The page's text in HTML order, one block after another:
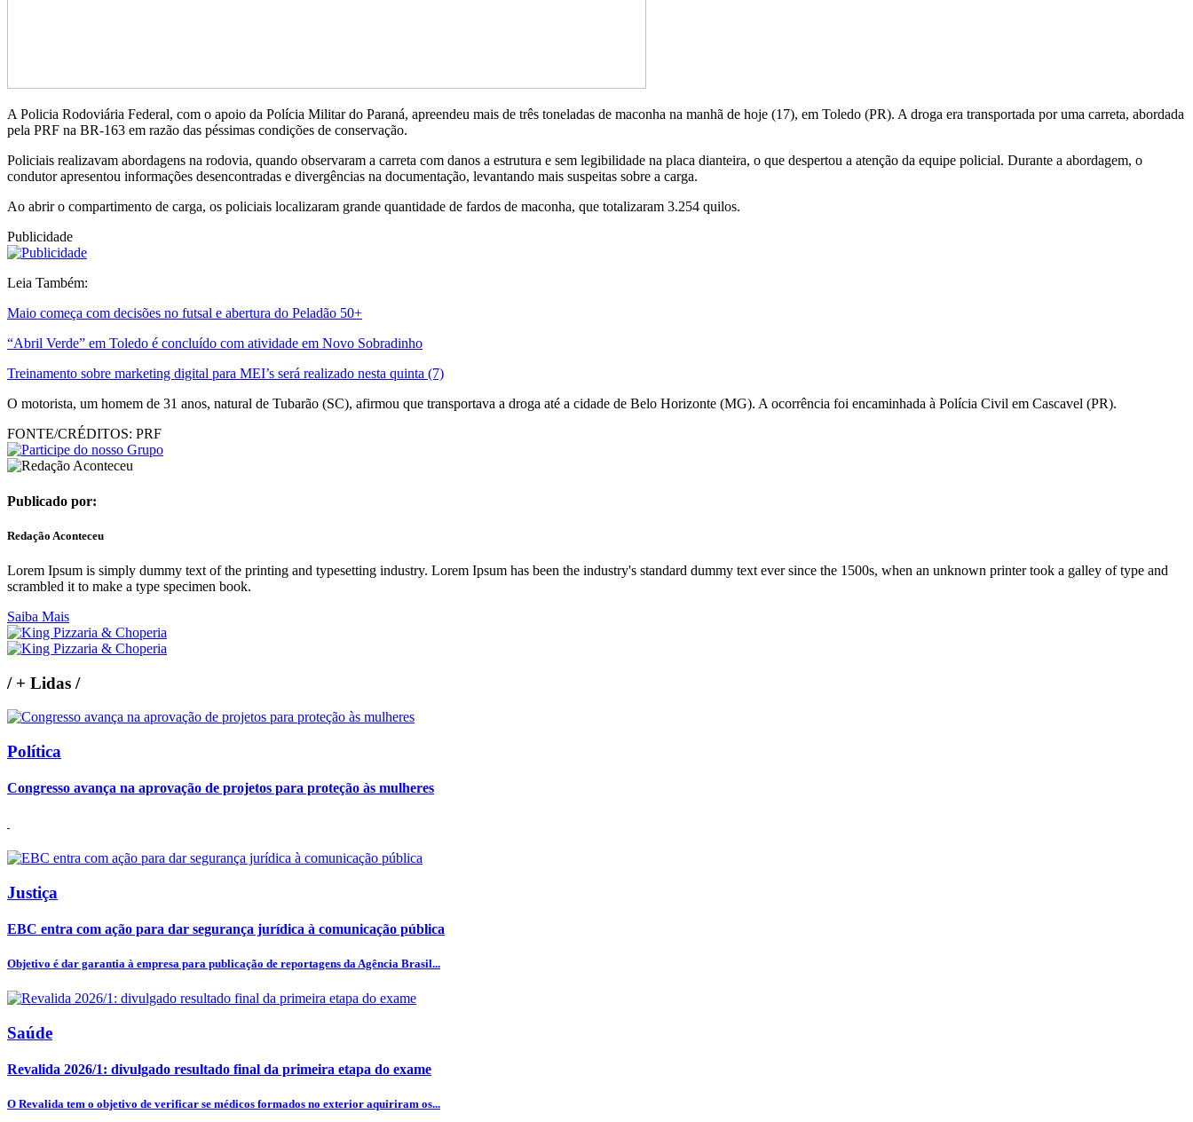
A Policia Rodoviária Federal, com o apoio da Polícia Militar do Paraná, apreendeu mais de três toneladas de maconha na manhã de hoje (17), em Toledo (PR). A droga era transportada por uma carreta, abordada
pela PRF na BR-163 em razão das péssimas condições de conservação.
Policiais realizavam abordagens na rodovia, quando observaram a carreta com danos a estrutura e sem legibilidade na placa dianteira, o que despertou a atenção da equipe policial. Durante a abordagem, o
condutor apresentou informações desencontradas e divergências na documentação, levantando mais suspeitas sobre a carga.
Ao abrir o compartimento de carga, os policiais localizaram grande quantidade de fardos de maconha, que totalizaram 3.254 quilos.
Publicidade
Leia Também:
Maio começa com decisões no futsal e abertura do Peladão 50+
“Abril Verde” em Toledo é concluído com atividade em Novo Sobradinho
Treinamento sobre marketing digital para MEI’s será realizado nesta quinta (7)
O motorista, um homem de 31 anos, natural de Tubarão (SC), afirmou que transportava a droga até a cidade de Belo Horizonte (MG). A ocorrência foi encaminhada à Polícia Civil em Cascavel (PR).
FONTE/CRÉDITOS: PRF
Publicado por:
Redação Aconteceu
Lorem Ipsum is simply dummy text of the printing and typesetting industry. Lorem Ipsum has been the industry's standard dummy text ever since the 1500s, when an unknown printer took a galley of type and
scrambled it to make a type specimen book.
Saiba Mais
/+ Lidas /
Política
Congresso avança na aprovação de projetos para proteção às mulheres
Justiça
EBC entra com ação para dar segurança jurídica à comunicação pública
Objetivo é dar garantia à empresa para publicação de reportagens da Agência Brasil...
Saúde
Revalida 2026/1: divulgado resultado final da primeira etapa do exame
O Revalida tem o objetivo de verificar se médicos formados no exterior aquiriram os...